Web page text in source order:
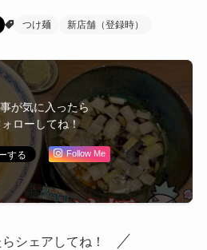
つけ麺 新店舗（登録時）
が気に入ったら
ォローしてね！
Follow Me
シェアしてね！